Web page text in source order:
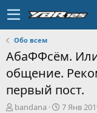
Обо всем
АбаФФсём.
общение.
первый пост.
А
bandana
Д
7 Янв